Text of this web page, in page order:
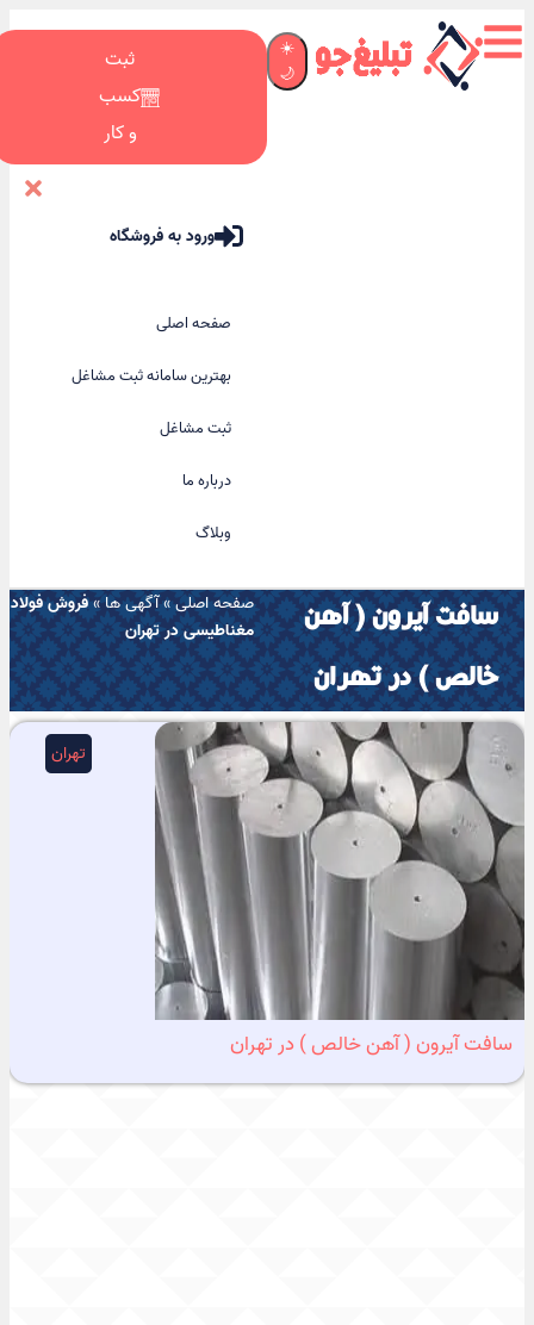
☀️
🌙
ثبت
کسب
و کار
ورود به فروشگاه
صفحه اصلی
بهترین سامانه ثبت مشاغل
ثبت مشاغل
درباره ما
وبلاگ
سافت آیرون ( آهن
خالص ) در تهران
صفحه اصلی»آگهی ها»فروش فولاد
مغناطیسی در تهران
تهران
سافت آیرون ( آهن خالص ) در تهران